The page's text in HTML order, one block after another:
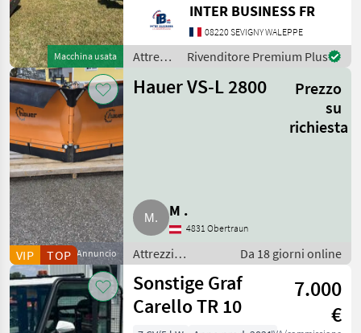
Macchina usata
HEURES Attrezzi comunali
Falciatrici per argini
INTER BUSINESS FR
08220 SEVIGNY WALEPPE
Attrezzi
/
Rivenditore Premium Plus
Annuncio
VIP TOP
Hauer VS-L 2800
Prezzo
su
richiesta
M .
4831 Obertraun
Attrezzi
comunali /
Mezzo per
spargimento
Da 18 giorni online
Sonstige Graf
Carello TR 10
7.000
€